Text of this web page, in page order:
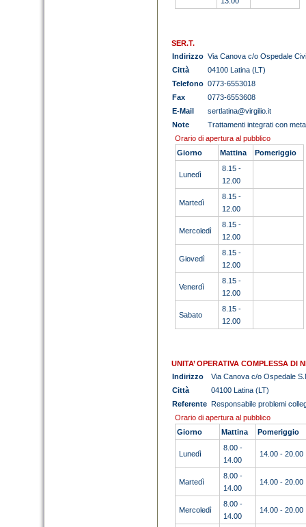
SER.T.
Indirizzo Via Canova c/o Ospedale
Città
04100 Latina (LT)
Telefono 0773-6553018
Fax
0773-6553608
E-Mail
sertlatina@virgilio.it
Note
Trattamenti integrati con
Orario di apertura al pubblico
Giorno
Mattina Pomeriggio
Lunedì
8.15 -
12.00
Martedì
8.15 -
12.00
Mercoledì
8.15 -
12.00
Giovedì
8.15 -
12.00
Venerdì
8.15 -
12.00
Sabato
8.15 -
12.00
UNITA’ OPERATIVA COMPLESSA DI
Indirizzo
Via Canova c/o Ospedale
Città
04100 Latina (LT)
Referente Responsabile problemi
Orario di apertura al pubblico
Giorno
Mattina Pomeriggio
Lunedì
8.00 -
14.00
14.00 - 20.00
Martedì
8.00 -
14.00
14.00 - 20.00
Mercoledì
8.00 -
14.00
14.00 - 20.00